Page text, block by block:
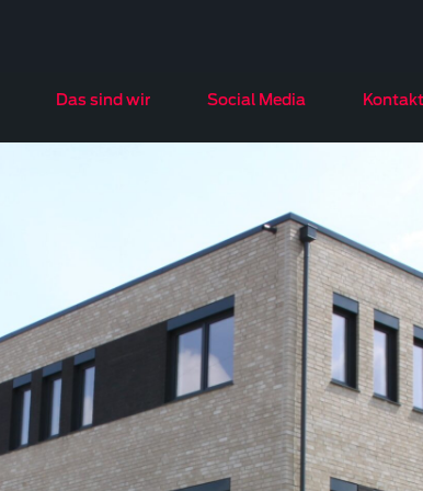
Das sind wir Social Media Kontakt